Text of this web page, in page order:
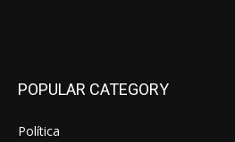
POPULAR CATEGORY
Política